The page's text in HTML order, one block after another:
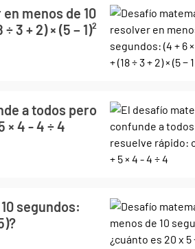
menos de 10
3 + 2) × (5 − 1)²
a todos pero
× 4 - 4 ÷ 4
segundos: